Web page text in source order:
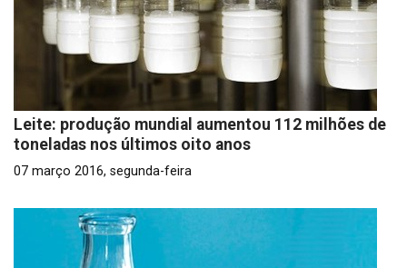
Leite: produção mundial aumentou 112 milhões de
toneladas nos últimos oito anos
07 março 2016, segunda-feira